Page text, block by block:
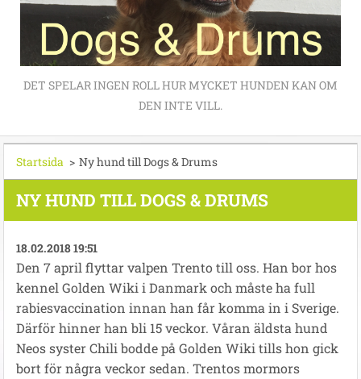
DET SPELAR INGEN ROLL HUR MYCKET HUNDEN KAN OM
DEN INTE VILL.
Startsida > Ny hund till Dogs & Drums
NY HUND TILL DOGS & DRUMS
18.02.2018 19:51
Den 7 april flyttar valpen Trento till oss. Han bor hos
kennel Golden Wiki i Danmark och måste ha full
rabiesvaccination innan han får komma in i Sverige.
Därför hinner han bli 15 veckor. Våran äldsta hund
Neos syster Chili bodde på Golden Wiki tills hon gick
bort för några veckor sedan. Trentos mormors